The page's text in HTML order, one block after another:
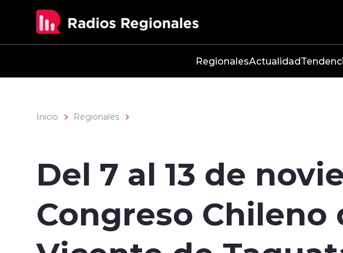
RegionalesActualidad
Inicio Regionales
Del 7 al 13 de
Congreso Chileno